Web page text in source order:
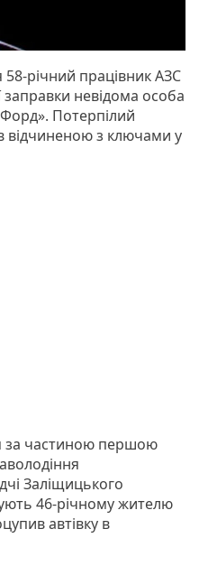
річний працівник АЗС
заправки невідома особа
Потерпілий
відчиненою з ключами у
за частиною першою
Заліщицького
46-річному жителю
автівку в